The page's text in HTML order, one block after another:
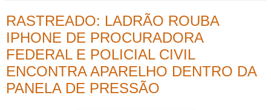
RASTREADO: LADRÃO ROUBA
IPHONE DE PROCURADORA
FEDERAL E POLICIAL CIVIL
ENCONTRA APARELHO DENTRO DA
PANELA DE PRESSÃO